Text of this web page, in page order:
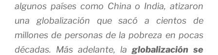
algunos países como China o India, atizaron
una globalización que sacó a cientos de
millones de personas de la pobreza en pocas
décadas. Más adelante, la globalización se